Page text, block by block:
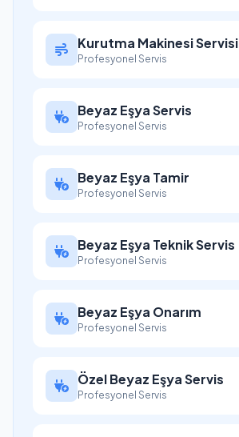
Kurutma Makinesi Servisi
Profesyonel Servis
Beyaz Eşya Servis
Profesyonel Servis
Beyaz Eşya Tamir
Profesyonel Servis
Beyaz Eşya Teknik Servis
Profesyonel Servis
Beyaz Eşya Onarım
Profesyonel Servis
Özel Beyaz Eşya Servis
Profesyonel Servis